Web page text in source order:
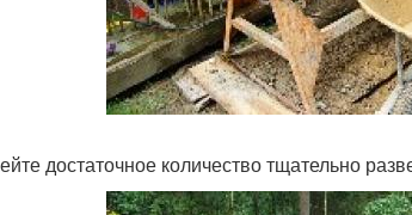
достаточное количество тщательно